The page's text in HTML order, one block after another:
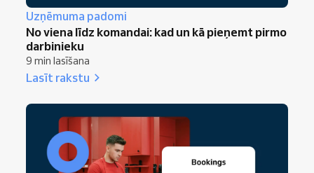
Uzņēmuma padomi
No viena līdz komandai: kad un kā pieņemt pirmo
darbinieku
9 min lasīšana
Lasīt rakstu